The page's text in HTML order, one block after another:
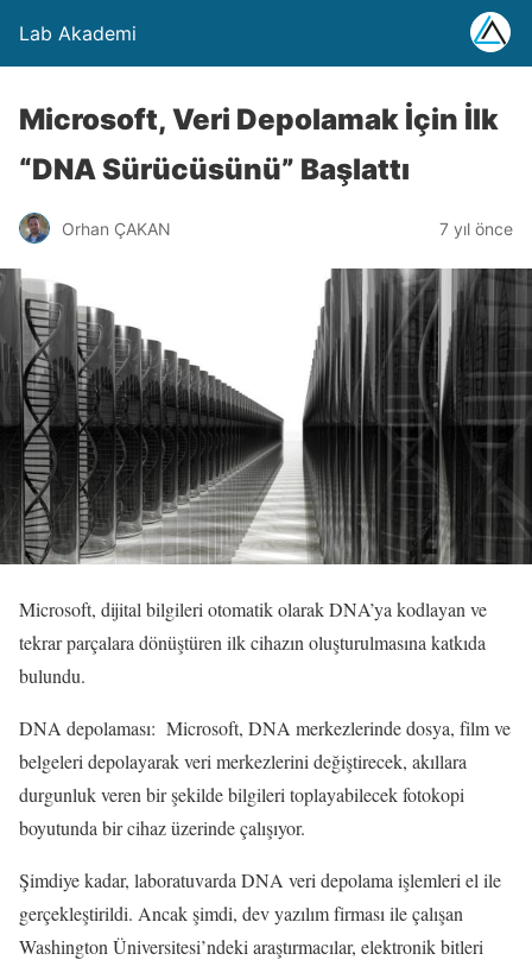
Lab Akademi
Microsoft, Veri Depolamak İçin İlk
“DNA Sürücüsünü” Başlattı
Orhan ÇAKAN 7 yıl önce
Microsoft, dijital bilgileri otomatik olarak DNA’ya kodlayan ve
tekrar parçalara dönüştüren ilk cihazın oluşturulmasına katkıda
bulundu.
DNA depolaması: Microsoft, DNA merkezlerinde dosya, film ve
belgeleri depolayarak veri merkezlerini değiştirecek, akıllara
durgunluk veren bir şekilde bilgileri toplayabilecek fotokopi
boyutunda bir cihaz üzerinde çalışıyor.
Şimdiye kadar, laboratuvarda DNA veri depolama işlemleri el ile
gerçekleştirildi. Ancak şimdi, dev yazılım firması ile çalışan
Washington Üniversitesi’ndeki araştırmacılar, elektronik bitleri